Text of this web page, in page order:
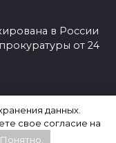
в России
от 24
данных.
свое согласие на
Понятно.